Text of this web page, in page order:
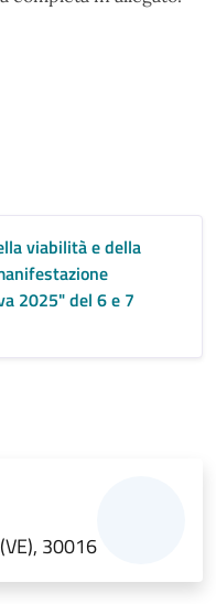
viabilità e della
2025" del 6 e 7
30016